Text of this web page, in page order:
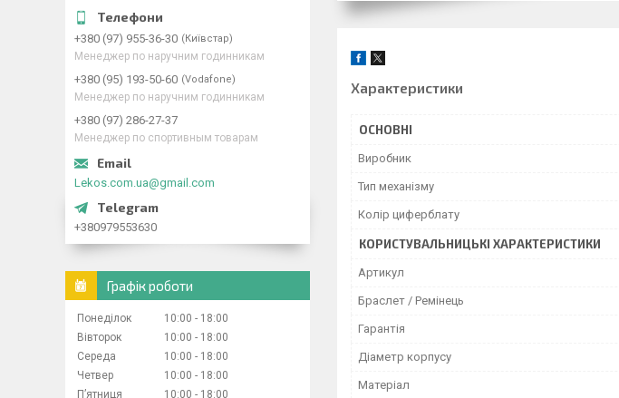
Характеристики
ОСНОВНІ
Виробник
Тип механізму
Колір циферблату
КОРИСТУВАЛЬНИЦЬКІ ХАРАКТЕРИСТИКИ
Артикул
Браслет / Ремінець
Гарантія
Діаметр корпусу
Матеріал
+380 (97) 955-36-30 Київстар
Менеджер по наручним годинникам
+380 (95) 193-50-60 Vodafone
Менеджер по наручним годинникам
+380 (97) 286-27-37
Менеджер по спортивным товарам
Lekos.com.ua@gmail.com
+380979553630
Графік роботи
Понеділок 10:00
18:00
Вівторок
10:00
18:00
Середа
10:00
18:00
Четвер
10:00
18:00
Пʼятниця
10:00
18:00